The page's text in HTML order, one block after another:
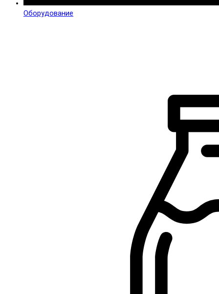
Оборудование